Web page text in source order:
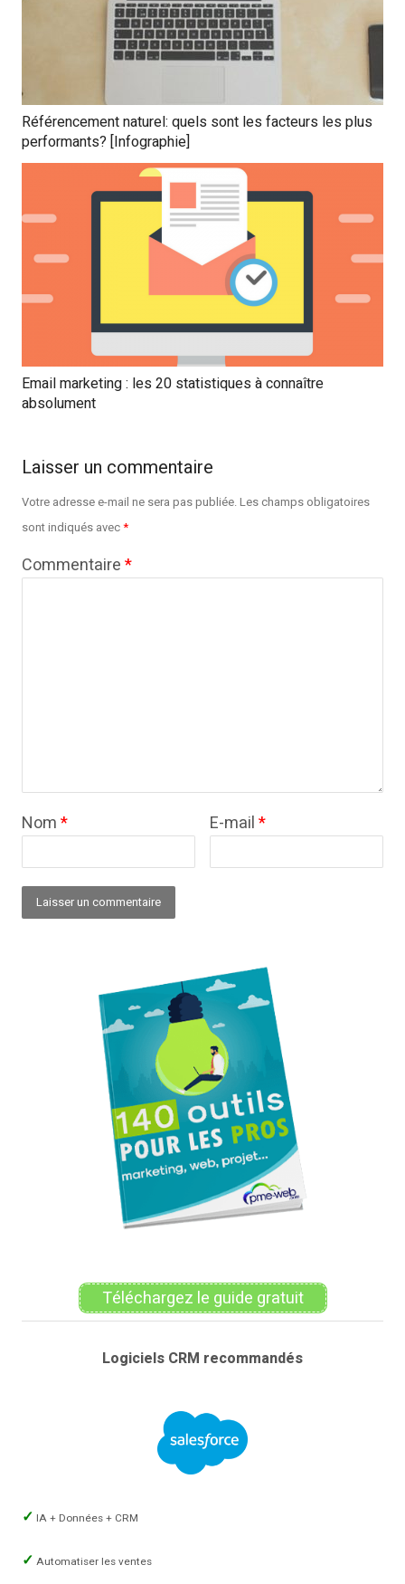
Référencement naturel: quels sont les facteurs les plus
performants? [Infographie]
Email marketing : les 20 statistiques à connaître
absolument
Laisser un commentaire
Votre adresse e-mail ne sera pas publiée.Les champs obligatoires
sont indiqués avec*
Commentaire*
Nom* E-mail*
Téléchargez le guide gratuit
Logiciels CRM recommandés
IA + Données + CRM
Automatiser les ventes